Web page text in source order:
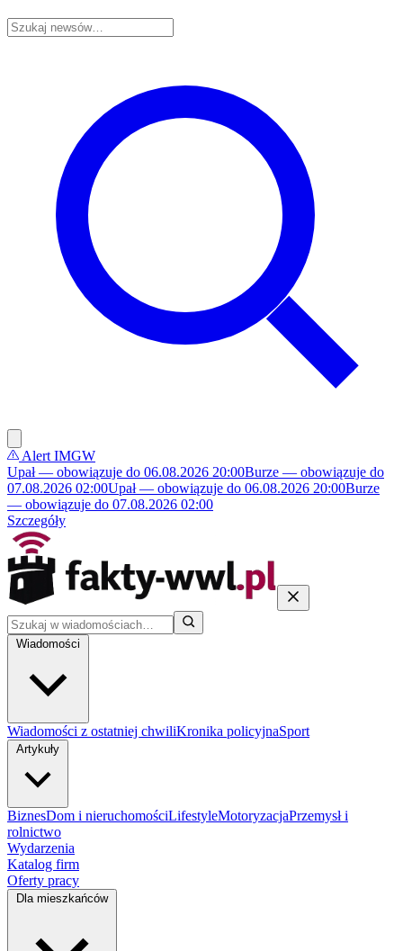
Alert IMGW
Upał — obowiązuje do 06.08.2026 20:00Burze — obowiązuje do
07.08.2026 02:00Upał — obowiązuje do 06.08.2026 20:00Burze
— obowiązuje do 07.08.2026 02:00
Szczegóły
Wiadomości
Wiadomości z ostatniej chwiliKronika policyjnaSport
Artykuły
BiznesDom i nieruchomościLifestyleMotoryzacjaPrzemysł i
rolnictwo
Wydarzenia
Katalog firm
Oferty pracy
Dla mieszkańców